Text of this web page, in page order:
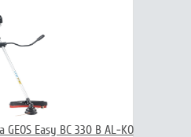
Easy BC 330 B AL-KO